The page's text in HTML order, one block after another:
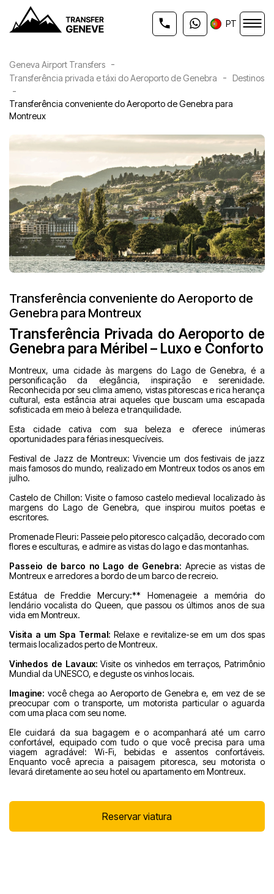
PT
Geneva Airport Transfers -
Transferência privada e táxi do Aeroporto de Genebra - Destinos
-
Transferência conveniente do Aeroporto de Genebra para
Montreux
Transferência conveniente do Aeroporto de
Genebra para Montreux
Transferência Privada do Aeroporto de
Genebra para Méribel – Luxo e Conforto
Montreux, uma cidade às margens do Lago de Genebra, é a
personificação da elegância, inspiração e serenidade.
Reconhecida por seu clima ameno, vistas pitorescas e rica herança
cultural, esta estância atrai aqueles que buscam uma escapada
sofisticada em meio à beleza e tranquilidade.
Esta cidade cativa com sua beleza e oferece inúmeras
oportunidades para férias inesquecíveis.
Festival de Jazz de Montreux: Vivencie um dos festivais de jazz
mais famosos do mundo, realizado em Montreux todos os anos em
julho.
Castelo de Chillon: Visite o famoso castelo medieval localizado às
margens do Lago de Genebra, que inspirou muitos poetas e
escritores.
Promenade Fleuri: Passeie pelo pitoresco calçadão, decorado com
flores e esculturas, e admire as vistas do lago e das montanhas.
Passeio de barco no Lago de Genebra: Aprecie as vistas de
Montreux e arredores a bordo de um barco de recreio.
Estátua de Freddie Mercury:** Homenageie a memória do
lendário vocalista do Queen, que passou os últimos anos de sua
vida em Montreux.
Visita a um Spa Termal: Relaxe e revitalize-se em um dos spas
termais localizados perto de Montreux.
Vinhedos de Lavaux: Visite os vinhedos em terraços, Patrimônio
Mundial da UNESCO, e deguste os vinhos locais.
Imagine: você chega ao Aeroporto de Genebra e, em vez de se
preocupar com o transporte, um motorista particular o aguarda
com uma placa com seu nome.
Ele cuidará da sua bagagem e o acompanhará até um carro
confortável, equipado com tudo o que você precisa para uma
viagem agradável: Wi-Fi, bebidas e assentos confortáveis.
Enquanto você aprecia a paisagem pitoresca, seu motorista o
levará diretamente ao seu hotel ou apartamento em Montreux.
Reservar viatura